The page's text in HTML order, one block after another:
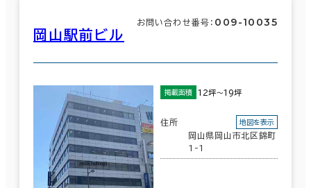
岡山駅前ビル
お問い合わせ番号： 009-10035
掲載面積 12坪～19坪
住所
岡山県岡山市北区錦町
1-1
地図を表示